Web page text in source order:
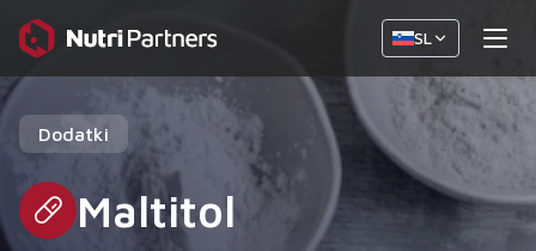
SL
Dodatki
Maltitol